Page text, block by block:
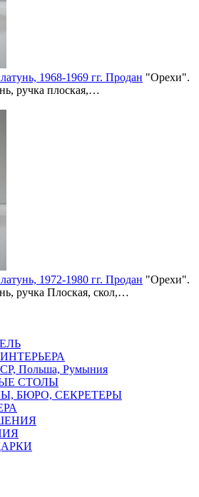
1968-1969 гг. Продан "Орехи".
ручка плоская,…
1972-1980 гг. Продан "Орехи".
ручка Плоская, скол,…
Польша, Румыния
СТОЛЫ
БЮРО, СЕКРЕТЕРЫ